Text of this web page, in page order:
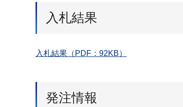
入札結果
入札結果（PDF：92KB）
発注情報